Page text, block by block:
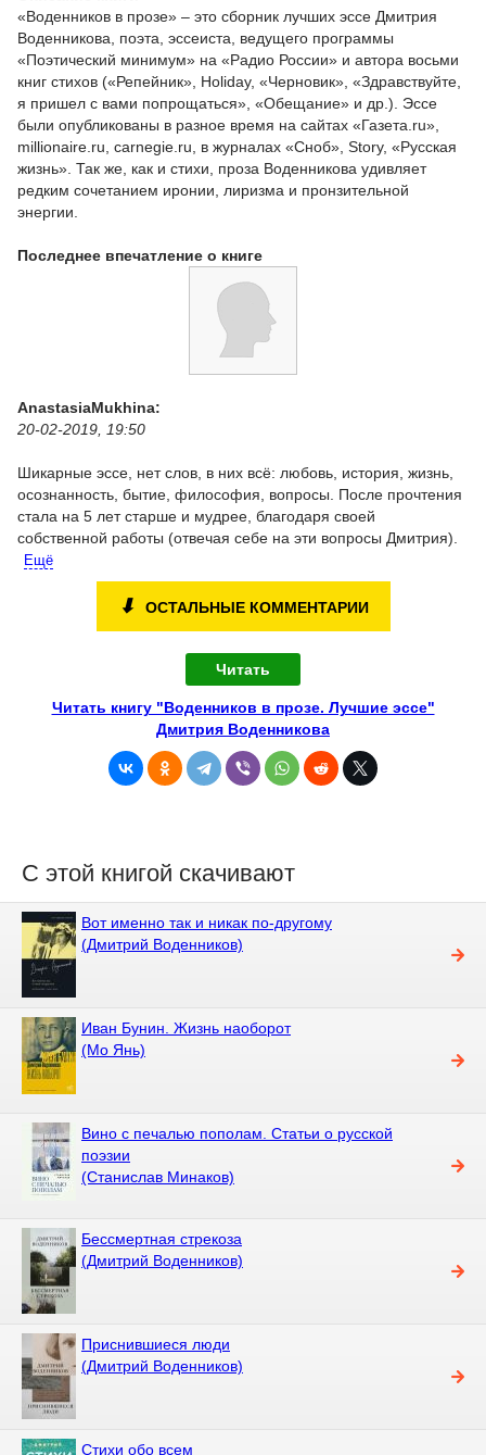
«Воденников в прозе» – это сборник лучших эссе Дмитрия
Воденникова, поэта, эссеиста, ведущего программы
«Поэтический минимум» на «Радио России» и автора восьми
книг стихов («Репейник», Holiday, «Черновик», «Здравствуйте,
я пришел с вами попрощаться», «Обещание» и др.). Эссе
были опубликованы в разное время на сайтах «Газета.ru»,
millionaire.ru, carnegie.ru, в журналах «Сноб», Story, «Русская
жизнь». Так же, как и стихи, проза Воденникова удивляет
редким сочетанием иронии, лиризма и пронзительной
энергии.
Последнее впечатление о книге
AnastasiaMukhina:
20-02-2019, 19:50
Шикарные эссе, нет слов, в них всё: любовь, история, жизнь,
осознанность, бытие, философия, вопросы. После прочтения
стала на 5 лет старше и мудрее, благодаря своей
собственной работы (отвечая себе на эти вопросы Дмитрия).
Ещё
⬇ ОСТАЛЬНЫЕ КОММЕНТАРИИ
Читать
Читать книгу "Воденников в прозе. Лучшие эссе"
Дмитрия Воденникова
С этой книгой скачивают
Вот именно так и никак по-другому
(Дмитрий Воденников)
Иван Бунин. Жизнь наоборот
(Мо Янь)
Вино с печалью пополам. Статьи о русской
поэзии
(Станислав Минаков)
Бессмертная стрекоза
(Дмитрий Воденников)
Приснившиеся люди
(Дмитрий Воденников)
Стихи обо всем